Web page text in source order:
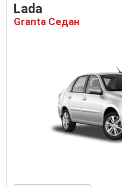
Lada
Granta Седан